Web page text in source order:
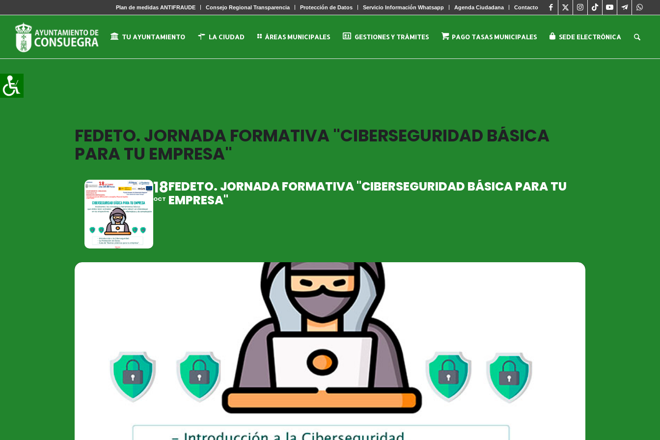
Plan de medidas ANTIFRAUDE Consejo Regional Transparencia Protección de Datos Servicio Información Whatsapp Agenda Ciudadana Contacto
TU AYUNTAMIENTO LA CIUDAD ÁREAS MUNICIPALES GESTIONES Y TRÁMITES PAGO TASAS MUNICIPALES SEDE ELECTRÓNICA
FEDETO. JORNADA FORMATIVA "CIBERSEGURIDAD BÁSICA
PARA TU EMPRESA"
18
OCT
FEDETO. JORNADA FORMATIVA "CIBERSEGURIDAD BÁSICA PARA TU
EMPRESA"